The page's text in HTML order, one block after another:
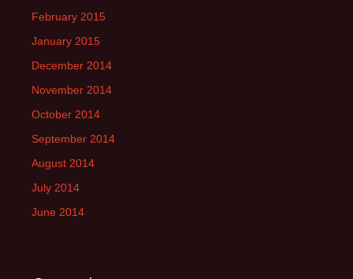
February 2015
January 2015
December 2014
November 2014
October 2014
September 2014
August 2014
July 2014
June 2014